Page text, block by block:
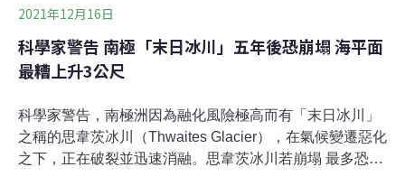
2021年12月16日
科學家警告 南極「末日冰川」五年後恐崩塌 海平面
最糟上升3公尺
科學家警告，南極洲因為融化風險極高而有「末日冰川」
之稱的思韋茨冰川（Thwaites Glacier），在氣候變遷惡化
之下，正在破裂並迅速消融。思韋茨冰川若崩塌 最多恐使